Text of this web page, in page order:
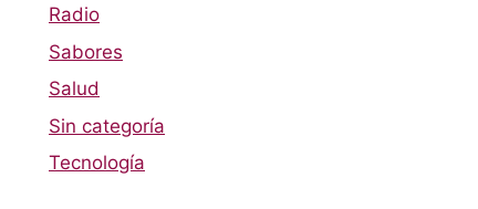
Radio
Sabores
Salud
Sin categoría
Tecnología